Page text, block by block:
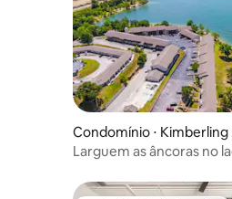
Condomínio ⋅ Kimberling
yLarguem as âncoras no